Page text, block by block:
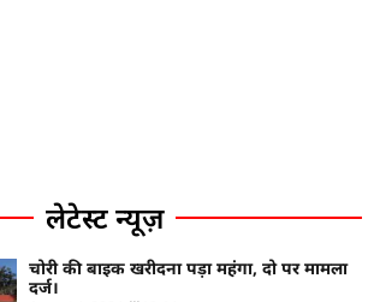
लेटेस्ट न्यूज़
चोरी की बाइक खरीदना पड़ा महंगा, दो पर मामला
दर्ज।